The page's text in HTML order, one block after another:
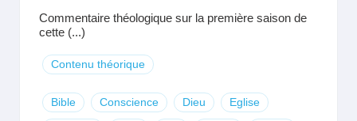
Commentaire théologique sur la première saison de
cette (...)
Contenu théorique
Bible Conscience Dieu Eglise